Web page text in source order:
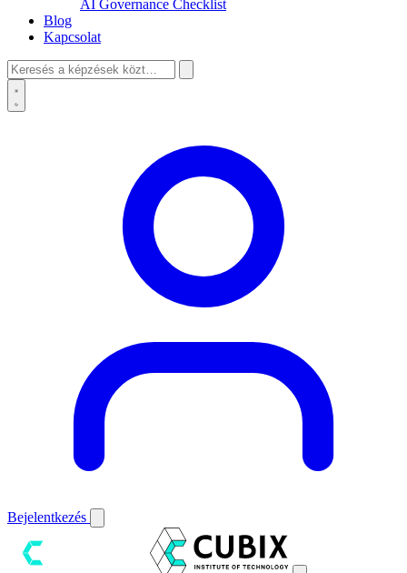
AI Governance Checklist
Blog
Kapcsolat
Bejelentkezés